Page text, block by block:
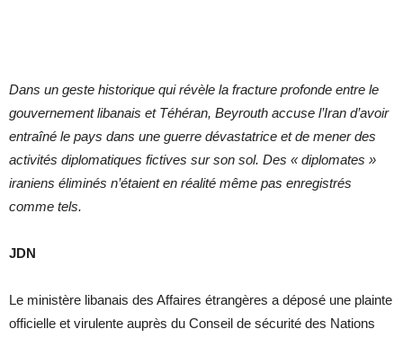
Dans un geste historique qui révèle la fracture profonde entre le
gouvernement libanais et Téhéran, Beyrouth accuse l’Iran d’avoir
entraîné le pays dans une guerre dévastatrice et de mener des
activités diplomatiques fictives sur son sol. Des « diplomates »
iraniens éliminés n’étaient en réalité même pas enregistrés
comme tels.
JDN
Le ministère libanais des Affaires étrangères a déposé une plainte
officielle et virulente auprès du Conseil de sécurité des Nations